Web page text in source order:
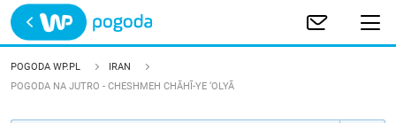
Trwa ładowanie
POLSKA
POGODA WP.PL
IRAN
POGODA NA JUTRO - CHESHMEH CHĀHĪ-YE ‘OLYĀ